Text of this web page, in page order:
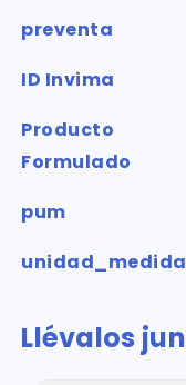
preventa
ID Invima
Producto
Formulado
pum
unidad_medida
Llévalos